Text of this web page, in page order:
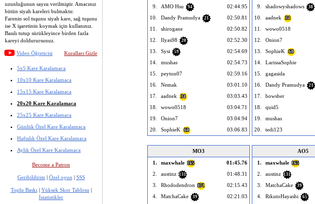
uzunluğunun sayısı verilmiştir. Amacınız
bütün siyah kareleri bulmaktır.
Farenin sol tuşunu siyah kare, sağ tuşunu
ise X işaretinin koymak için kullanınız.
Basılı tutup sürükleyince birden fazla
kareyi doldurursunuz.
Video Öğreticisi Kuralları Gizle
5x5 Kare Karalamaca
10x10 Kare Karalamaca
15x15 Kare Karalamaca
20x20 Kare Karalamaca
25x25 Kare Karalamaca
Günlük Özel Kare Karalamaca
Haftalık Özel Kare Karalamaca
Aylık Özel Kare Karalamaca
Become a Patron
Geribildirim | Özel oyun | SSS
Toplu Baskı | Yüksek Skor Tablosu |
İstatistikler
9.
AMO Hsu 94
02:44.95
10.
Dandy Pramudya 21
02:50.81
11.
shirogane
02:50.82
12.
Ilyas98 20
02:52.30
13.
Sysi 59
02:54.69
14.
mushas
02:54.73
15.
peyton07
02:59.16
16.
Nemak
03:01.10
17.
aadnek 34
03:03.43
18.
wowo0518
03:04.71
19.
Onion7
03:04.94
20.
SophieK 60 03:06.83
9.
shadowyshadows 38
10.
aadnek 34
11.
wowo0518
12.
Onion7
13.
SophieK 60
14.
LarissaSophie
15.
gagasida
16.
Dandy Pramudya 21
17.
bowsber
18.
quid5
19.
mushas
20.
tedi123
MO3
1.
maxwhale 165
01:45.76
2.
austinz 131
01:48.31
3.
Rhododendron 171
02:15.43
4.
MatchaCake 39
02:21.03
AO5
1.
maxwhale 165
2.
austinz 131
3.
MatchaCake 39
4.
RikutoHayashi 65